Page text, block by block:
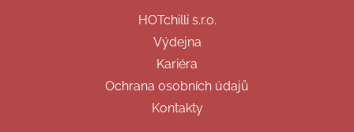
HOTchilli s.r.o.
Výdejna
Kariéra
Ochrana osobních údajů
Kontakty